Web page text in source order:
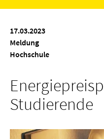
17.03.2023
Meldung
Hochschule
Studierende